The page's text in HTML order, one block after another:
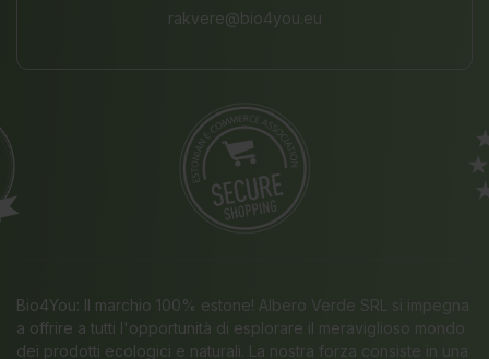
rakvere@bio4you.eu
Bio4You: Il marchio 100% estone! Albero Verde SRL si impegna
a offrire a tutti l'opportunità di esplorare il meraviglioso mondo
dei prodotti ecologici e naturali. La nostra forza consiste in una